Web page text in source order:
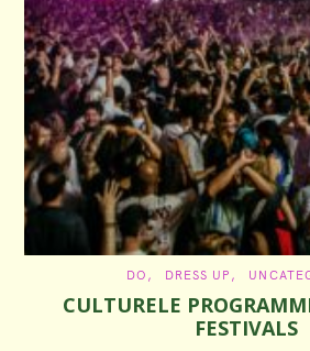
C
T
E
G
O
DO DRESS UP
CULTURELE
FESTIVALS